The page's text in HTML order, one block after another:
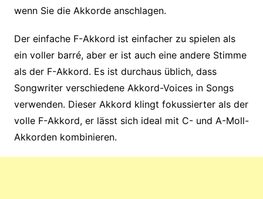
wenn Sie die Akkorde anschlagen.
Der einfache F-Akkord ist einfacher zu spielen als
ein voller barré, aber er ist auch eine andere Stimme
als der F-Akkord. Es ist durchaus üblich, dass
Songwriter verschiedene Akkord-Voices in Songs
verwenden. Dieser Akkord klingt fokussierter als der
volle F-Akkord, er lässt sich ideal mit C- und A-Moll-
Akkorden kombinieren.